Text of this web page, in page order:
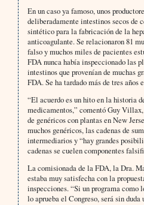
En un caso ya famoso, unos
deliberadamente intestinos secos de
sintético para la fabricación de la
anticoagulante. Se relacionaron 81
falso y muchos miles de pacientes
FDA nunca había inspeccionado las
intestinos que provenían de muchas
FDA. Se ha tardado más de tres años
“El acuerdo es un hito en la historia
medicamentos,” comentó Guy
de genéricos con plantas en New
muchos genéricos, las cadenas de
intermediarios y “hay grandes
cadenas se cuelen componentes
La comisionada de la FDA, la Dra.
estaba muy satisfecha con la
inspecciones. “Si un programa como
lo aprueba el Congreso, será sin duda